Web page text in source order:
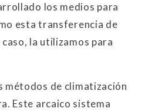
los medios para
esta transferencia de
la utilizamos para
métodos de climatización
Este arcaico sistema